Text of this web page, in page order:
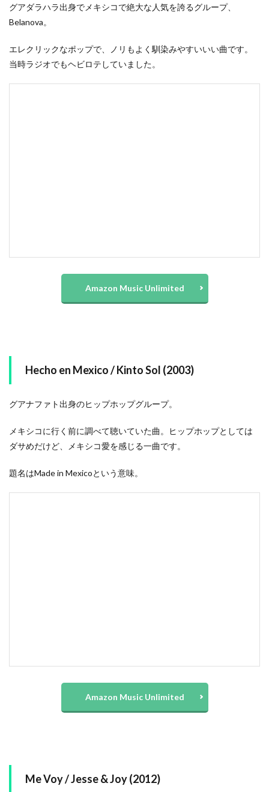
グアダラハラ出身でメキシコで絶大な人気を誇るグループ、
Belanova。
エレクリックなポップで、ノリもよく馴染みやすいいい曲です。
当時ラジオでもヘビロテしていました。
Amazon Music Unlimited
Hecho en Mexico / Kinto Sol (2003)
グアナファト出身のヒップホップグループ。
メキシコに行く前に調べて聴いていた曲。ヒップホップとしては
ダサめだけど、メキシコ愛を感じる一曲です。
題名はMade in Mexicoという意味。
Amazon Music Unlimited
Me Voy / Jesse & Joy (2012)